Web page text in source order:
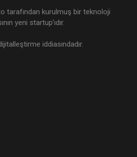
tarafından kurulmuş bir teknoloji
yeni startup’ıdır.
iddiasındadır.